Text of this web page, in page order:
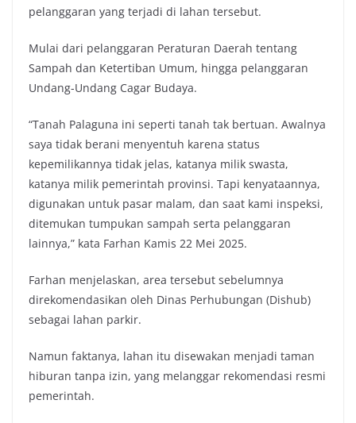
pelanggaran yang terjadi di lahan tersebut.
Mulai dari pelanggaran Peraturan Daerah tentang
Sampah dan Ketertiban Umum, hingga pelanggaran
Undang-Undang Cagar Budaya.
“Tanah Palaguna ini seperti tanah tak bertuan. Awalnya
saya tidak berani menyentuh karena status
kepemilikannya tidak jelas, katanya milik swasta,
katanya milik pemerintah provinsi. Tapi kenyataannya,
digunakan untuk pasar malam, dan saat kami inspeksi,
ditemukan tumpukan sampah serta pelanggaran
lainnya,” kata Farhan Kamis 22 Mei 2025.
Farhan menjelaskan, area tersebut sebelumnya
direkomendasikan oleh Dinas Perhubungan (Dishub)
sebagai lahan parkir.
Namun faktanya, lahan itu disewakan menjadi taman
hiburan tanpa izin, yang melanggar rekomendasi resmi
pemerintah.